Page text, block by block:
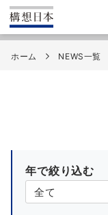
ホーム NEWS一覧
年で絞り込む